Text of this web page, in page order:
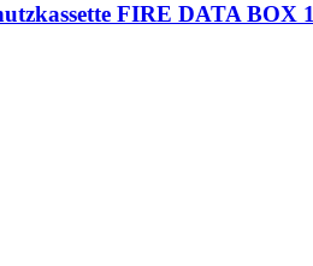
FIRE DATA BOX 1